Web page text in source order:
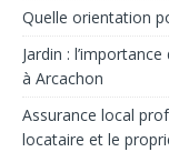
Quelle orientation
Jardin :
à Arcachon
Assurance local
locataire et le